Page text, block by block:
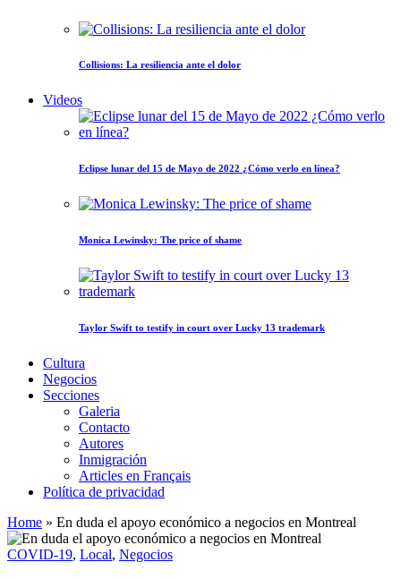
Collisions: La resiliencia ante el dolor
Videos
Eclipse lunar del 15 de Mayo de 2022 ¿Cómo verlo en línea?
Monica Lewinsky: The price of shame
Taylor Swift to testify in court over Lucky 13 trademark
Cultura
Negocios
Secciones
Galeria
Contacto
Autores
Inmigración
Articles en Français
Política de privacidad
Home » En duda el apoyo económico a negocios en Montreal
COVID-19, Local, Negocios